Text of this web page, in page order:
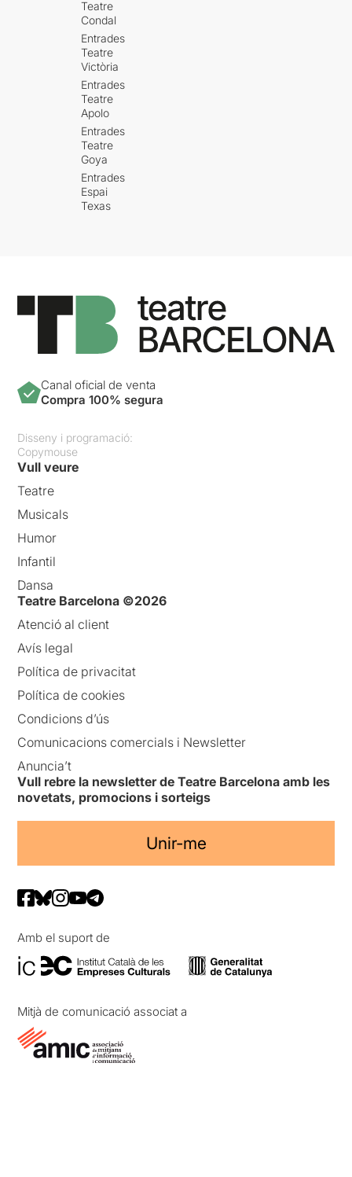
Teatre
Condal
Entrades
Teatre
Victòria
Entrades
Teatre
Apolo
Entrades
Teatre
Goya
Entrades
Espai
Texas
Canal oficial de venta
Compra 100% segura
Disseny i programació:
Copymouse
Vull veure
Teatre
Musicals
Humor
Infantil
Dansa
Teatre Barcelona ©2026
Atenció al client
Avís legal
Política de privacitat
Política de cookies
Condicions d’ús
Comunicacions comercials i Newsletter
Anuncia’t
Vull rebre la newsletter de Teatre Barcelona amb les
novetats, promocions i sorteigs
Unir-me
Amb el suport de
Mitjà de comunicació associat a